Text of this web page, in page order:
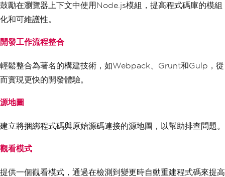
鼓勵在瀏覽器上下文中使用Node.js模組，提高程式碼庫的模組
化和可維護性。
開發工作流程整合
輕鬆整合為著名的構建技術，如Webpack、Grunt和Gulp，從
而實現更快的開發體驗。
源地圖
建立將捆綁程式碼與原始源碼連接的源地圖，以幫助排查問題。
觀看模式
提供一個觀看模式，通過在檢測到變更時自動重建程式碼來提高